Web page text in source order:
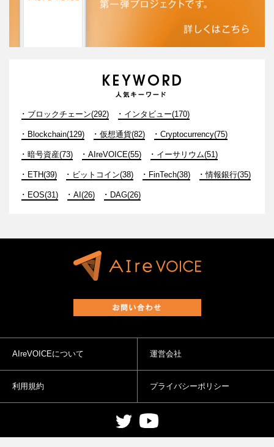
ブロックチェーン(292) インタビュー(170)
Blockchain(129) 仮想通貨(82) Cryptocurrency(75)
暗号資産(73) AIreVOICE(55) イーサリウム(51)
ETH(39) ビットコイン(38) FinTech(38) 情報銀行(35)
EOS(31) AI(26) DAG(26)
AIreVOICEについて 運営会社
利用規約 プライバシーポリシー